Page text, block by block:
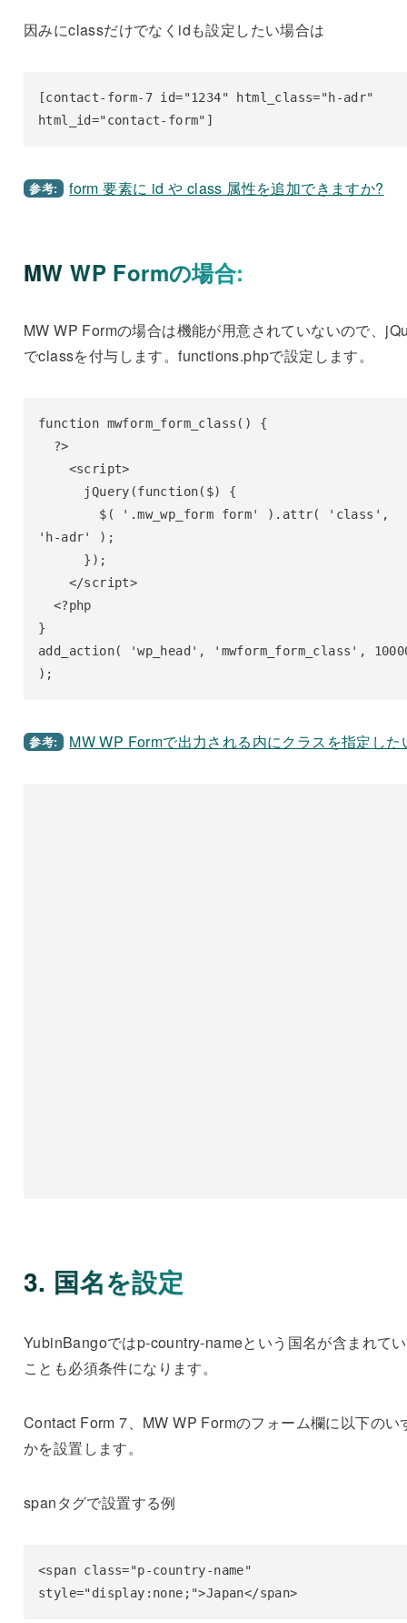
因みにclassだけでなくidも設定したい場合は
[contact-form-7 id="1234" html_class="h-adr"
html_id="contact-form"]
参考: form 要素に id や class 属性を追加できますか?
MW WP Formの場合:
MW WP Formの場合は機能が用意されていないので、
でclassを付与します。functions.phpで設定します。
function mwform_form_class() {
'h-adr' );
}
add_action( 'wp_head', 'mwform_form_class',
);
参考: MW WP Formで出力される内にクラスを指定した
3. 国名を設定
YubinBangoではp-country-nameという国名が含まれて
ことも必須条件になります。
Contact Form 7、MW WP Formのフォーム欄に以下のい
かを設置します。
spanタグで設置する例
<span class="p-country-name"
style="display:none;">Japan</span>